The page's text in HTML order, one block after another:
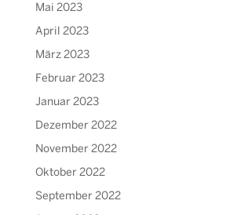
Mai 2023
April 2023
März 2023
Februar 2023
Januar 2023
Dezember 2022
November 2022
Oktober 2022
September 2022